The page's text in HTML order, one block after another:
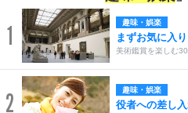
1 趣味・娯楽
まずお気に入
美術鑑賞を楽しむ
2 趣味・娯楽
役者への差し